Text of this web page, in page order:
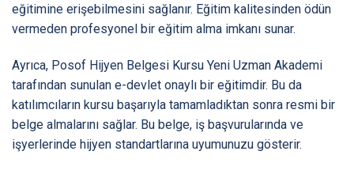
eğitimine erişebilmesini sağlanır. Eğitim kalitesinden ödün
vermeden profesyonel bir eğitim alma imkanı sunar.
Ayrıca, Posof Hijyen Belgesi Kursu Yeni Uzman Akademi
tarafından sunulan e-devlet onaylı bir eğitimdir. Bu da
katılımcıların kursu başarıyla tamamladıktan sonra resmi bir
belge almalarını sağlar. Bu belge, iş başvurularında ve
işyerlerinde hijyen standartlarına uyumunuzu gösterir.